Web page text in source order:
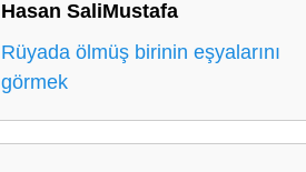
Hasan SaliMustafa
Rüyada ölmüş birinin eşyalarını
görmek